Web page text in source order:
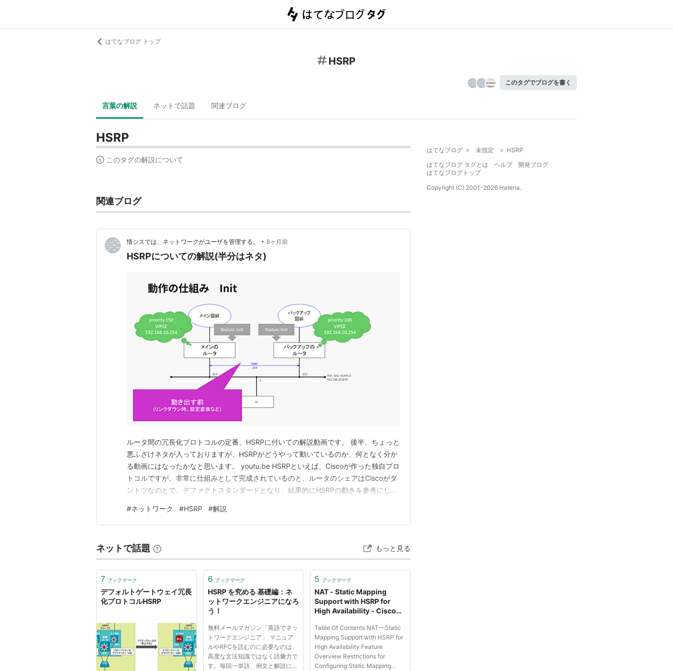
はてなブログ トップ
HSRP
このタグでブログを書く
言葉の解説 ネットで話題 関連ブログ
HSRP
このタグの解説について
関連ブログ
情シスでは、ネットワークがユーザを管理する。 • 8ヶ月前
HSRPについての解説(半分はネタ)
ルータ間の冗長化プロトコルの定番、HSRPに付いての解説動画です。 後半、ちょっと
悪ふざけネタが入っておりますが、HSRPがどうやって動いているのか、何となく分か
る動画にはなったかなと思います。 youtu.be HSRPといえば、Ciscoが作った独自プロ
トコルですが、非常に仕組みとして完成されているのと、ルータのシェアはCiscoがダ
ントツなのとで、デファクトスタンダードとなり、結果的にHSRPの動きを参考にして
みに、後半のネタの猫プロトコルは実在しません(あたり前)
#ネットワーク #HSRP #解説
ネットで話題 もっと見る
7 ブックマーク
デフォルトゲートウェイ冗長
化プロトコルHSRP
6 ブックマーク
HSRP を究める 基礎編：ネ
ットワークエンジニアになろ
う！
無料メールマガジン「英語でネッ
トワークエンジニア」 マニュア
ルやRFCを読むのに必要なのは、
高度な文法知識ではなく語彙力で
す。毎回一単語、例文と解説に技
5 ブックマーク
NAT - Static Mapping
Support with HSRP for
High Availability - Cisco
Table Of Contents NAT—Static
Mapping Support with HSRP for
High Availability Feature
Overview Restrictions for
Configuring Static Mapping
はてなブログ > 未指定 > HSRP
はてなブログ タグとは
ヘルプ
開発ブログ
はてなブログトップ
Copyright (C) 2001-2026 Hatena.